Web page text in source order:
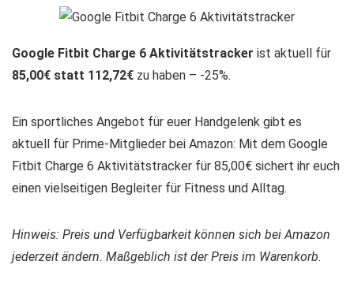
Google Fitbit Charge 6 Aktivitätstracker ist aktuell für
85,00€ statt 112,72€ zu haben – -25%.
Ein sportliches Angebot für euer Handgelenk gibt es
aktuell für Prime-Mitglieder bei Amazon: Mit dem Google
Fitbit Charge 6 Aktivitätstracker für 85,00€ sichert ihr euch
einen vielseitigen Begleiter für Fitness und Alltag.
Hinweis: Preis und Verfügbarkeit können sich bei Amazon
jederzeit ändern. Maßgeblich ist der Preis im Warenkorb.